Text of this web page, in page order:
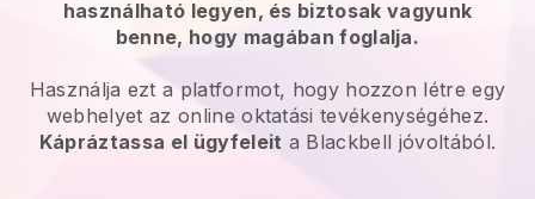
használható legyen, és biztosak vagyunk
benne, hogy magában foglalja.
Használja ezt a platformot, hogy hozzon létre egy
webhelyet az online oktatási tevékenységéhez.
Kápráztassa el ügyfeleit a Blackbell jóvoltából.